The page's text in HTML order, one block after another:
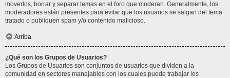
moverlos, borrar y separar temas en el foro que moderan. Generalmente, los
moderadores están presentes para evitar que los usuarios se salgan del tema
tratado o publiquen spam y/o contenido malicioso.
Arriba
¿Qué son los Grupos de Usuarios?
Los Grupos de Usuarios son conjuntos de usuarios que dividen a la
comunidad en sectores manejables con los cuales puede trabajar los